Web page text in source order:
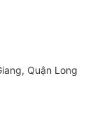
Quận Long